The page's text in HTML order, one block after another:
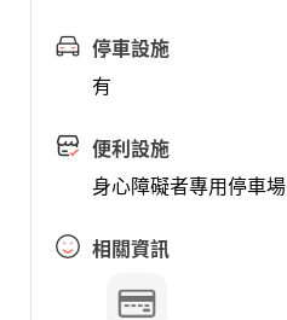
停車設施
有
便利設施
身心障礙者專用停車場
相關資訊